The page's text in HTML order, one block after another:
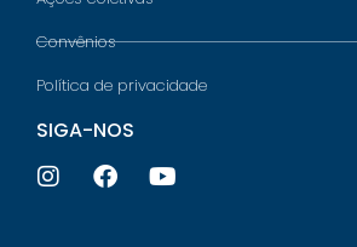
Convênios
Política de privacidade
SIGA-NOS